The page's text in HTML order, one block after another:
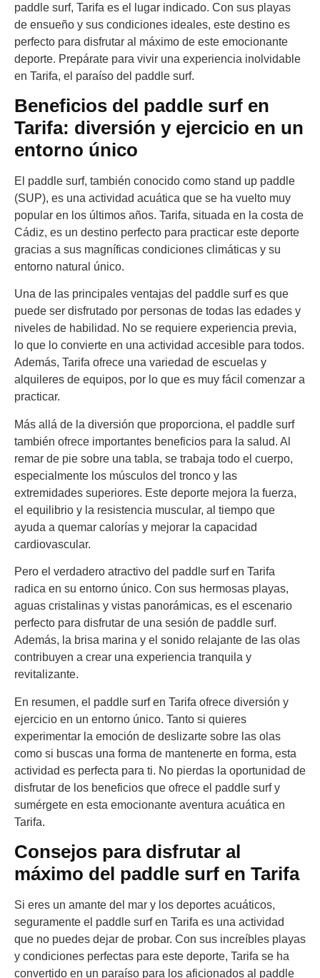
paddle surf, Tarifa es el lugar indicado. Con sus playas
de ensueño y sus condiciones ideales, este destino es
perfecto para disfrutar al máximo de este emocionante
deporte. Prepárate para vivir una experiencia inolvidable
en Tarifa, el paraíso del paddle surf.
Beneficios del paddle surf en
Tarifa: diversión y ejercicio en un
entorno único
El paddle surf, también conocido como stand up paddle
(SUP), es una actividad acuática que se ha vuelto muy
popular en los últimos años. Tarifa, situada en la costa de
Cádiz, es un destino perfecto para practicar este deporte
gracias a sus magníficas condiciones climáticas y su
entorno natural único.
Una de las principales ventajas del paddle surf es que
puede ser disfrutado por personas de todas las edades y
niveles de habilidad. No se requiere experiencia previa,
lo que lo convierte en una actividad accesible para todos.
Además, Tarifa ofrece una variedad de escuelas y
alquileres de equipos, por lo que es muy fácil comenzar a
practicar.
Más allá de la diversión que proporciona, el paddle surf
también ofrece importantes beneficios para la salud. Al
remar de pie sobre una tabla, se trabaja todo el cuerpo,
especialmente los músculos del tronco y las
extremidades superiores. Este deporte mejora la fuerza,
el equilibrio y la resistencia muscular, al tiempo que
ayuda a quemar calorías y mejorar la capacidad
cardiovascular.
Pero el verdadero atractivo del paddle surf en Tarifa
radica en su entorno único. Con sus hermosas playas,
aguas cristalinas y vistas panorámicas, es el escenario
perfecto para disfrutar de una sesión de paddle surf.
Además, la brisa marina y el sonido relajante de las olas
contribuyen a crear una experiencia tranquila y
revitalizante.
En resumen, el paddle surf en Tarifa ofrece diversión y
ejercicio en un entorno único. Tanto si quieres
experimentar la emoción de deslizarte sobre las olas
como si buscas una forma de mantenerte en forma, esta
actividad es perfecta para ti. No pierdas la oportunidad de
disfrutar de los beneficios que ofrece el paddle surf y
sumérgete en esta emocionante aventura acuática en
Tarifa.
Consejos para disfrutar al
máximo del paddle surf en Tarifa
Si eres un amante del mar y los deportes acuáticos,
seguramente el paddle surf en Tarifa es una actividad
que no puedes dejar de probar. Con sus increíbles playas
y condiciones perfectas para este deporte, Tarifa se ha
convertido en un paraíso para los aficionados al paddle